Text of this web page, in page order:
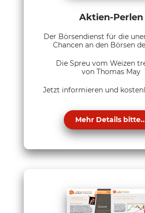
Aktien-Perlen
Der Börsendienst für die
Chancen an den Börsen
Die Spreu vom Weizen
von Thomas May
Jetzt informieren und
Mehr Details